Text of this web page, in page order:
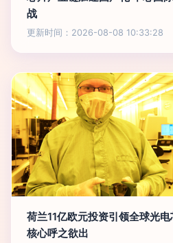
战
更新时间：2026-08-08 10:33:28
荷兰11亿欧元投资引领全球光
核心呼之欲出